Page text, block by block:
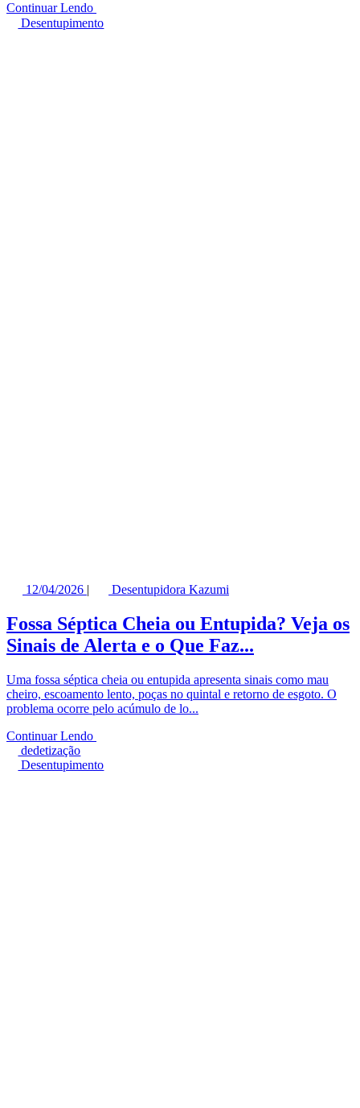
Continuar Lendo
Desentupimento
12/04/2026 | Desentupidora Kazumi
Fossa Séptica Cheia ou Entupida? Veja os
Sinais de Alerta e o Que Faz...
Uma fossa séptica cheia ou entupida apresenta sinais como mau
cheiro, escoamento lento, poças no quintal e retorno de esgoto. O
problema ocorre pelo acúmulo de lo...
Continuar Lendo
dedetização
Desentupimento